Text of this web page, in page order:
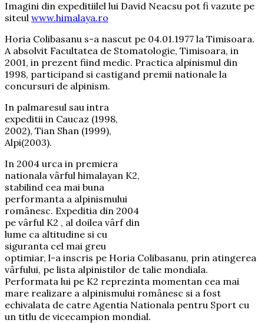
Imagini din expeditiilel lui David Neacsu pot fi vazute pe
siteul www.himalaya.ro
Horia Colibasanu s-a nascut pe 04.01.1977 la Timisoara.
A absolvit Facultatea de Stomatologie, Timisoara, in
2001, in prezent fiind medic. Practica alpinismul din
1998, participand si castigand premii nationale la
concursuri de alpinism.
In palmaresul sau intra
expeditii in Caucaz (1998,
2002), Tian Shan (1999),
Alpi(2003).
In 2004 urca in premiera
nationala vârful himalayan K2,
stabilind cea mai buna
performanta a alpinismului
românesc. Expeditia din 2004
pe vârful K2 , al doilea vârf din
lume ca altitudine si cu
siguranta cel mai greu
optimiar, l-a inscris pe Horia Colibasanu, prin atingerea
vârfului, pe lista alpinistilor de talie mondiala.
Performata lui pe K2 reprezinta momentan cea mai
mare realizare a alpinismului românesc si a fost
echivalata de catre Agentia Nationala pentru Sport cu
un titlu de vicecampion mondial.